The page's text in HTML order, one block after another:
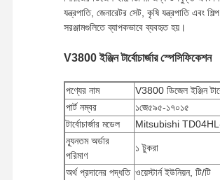
যন্ত্রপাতি, জেনারেটর সেট, কৃষি যন্ত্রপাতি এবং
সরঞ্জামগুলিতে ব্যাপকভাবে ব্যবহৃত হয়।
V3800 ইঞ্জিন টার্বোচার্জার স্পেসিফিকেশন
পণ্যের নাম
V3800 ডিজেল ইঞ্জিন
পার্ট নম্বর
১জে৫৯৫-১৭০১৫
টার্বোচার্জার মডেল
Mitsubishi
ন্যূনতম অর্ডার
পরিমাণ
১ টুকরা
অর্থ প্রদানের পদ্ধতি ওয়েস্টার্ন ইউনিয়ন, টি/টি